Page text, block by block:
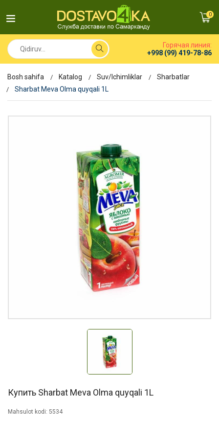
0
Горячая линия:
+998 (99) 419-78-86
Bosh sahifa Katalog Suv/Ichimliklar
Sharbatlar
Sharbat Meva Olma quyqali 1L
Купить Sharbat Meva Olma quyqali 1L
Mahsulot kodi: 5534